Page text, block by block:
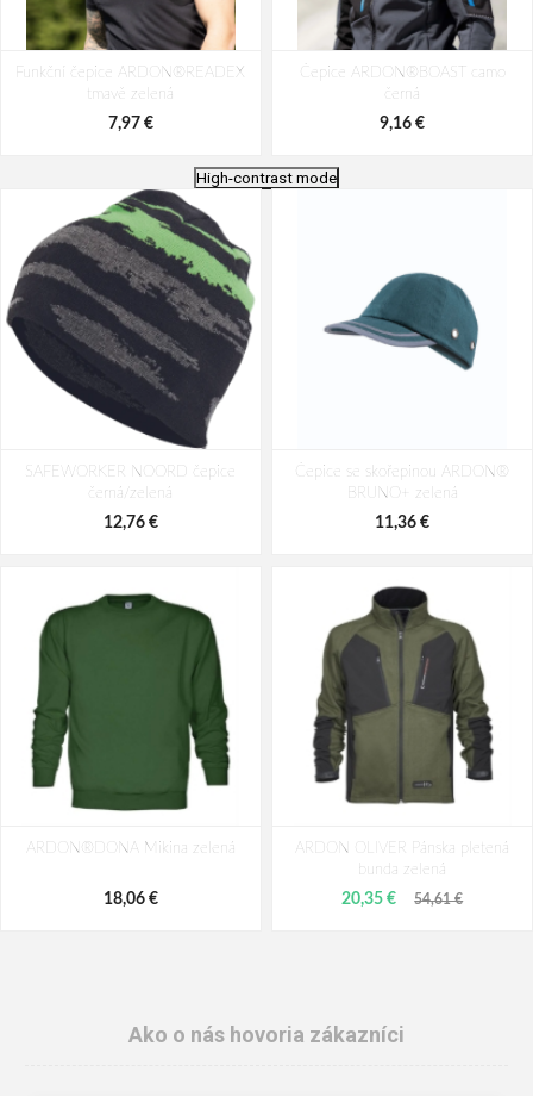
Funkční čepice ARDON®READEX
tmavě zelená
7,97 €
Čepice ARDON®BOAST camo
černá
9,16 €
Funkční čepice ARDON®READEX
tmavě šedá
7,97 €
modrá
5,81 €
High-contrast mode
SAFEWORKER NOORD čepice
černá/zelená
12,76 €
Čepice se skořepinou ARDON®
BRUNO+ zelená
11,36 €
ARDON®DONA Mikina zelená
18,06 €
ARDON OLIVER Pánska pletená
bunda zelená
20,35 € 54,61 €
Ako o nás hovoria zákazníci